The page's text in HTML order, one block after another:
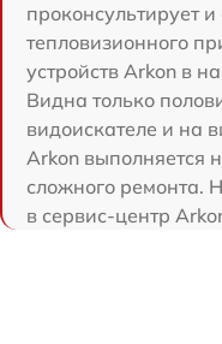
проконсультирует и
тепловизионного
устройств Arkon в
Видна только
видоискателе и на
Arkon выполняется
сложного ремонта.
в сервис-центр